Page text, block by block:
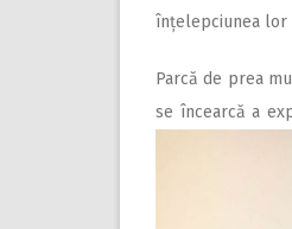
înțelepciunea lor
Parcă de prea
se încearcă a